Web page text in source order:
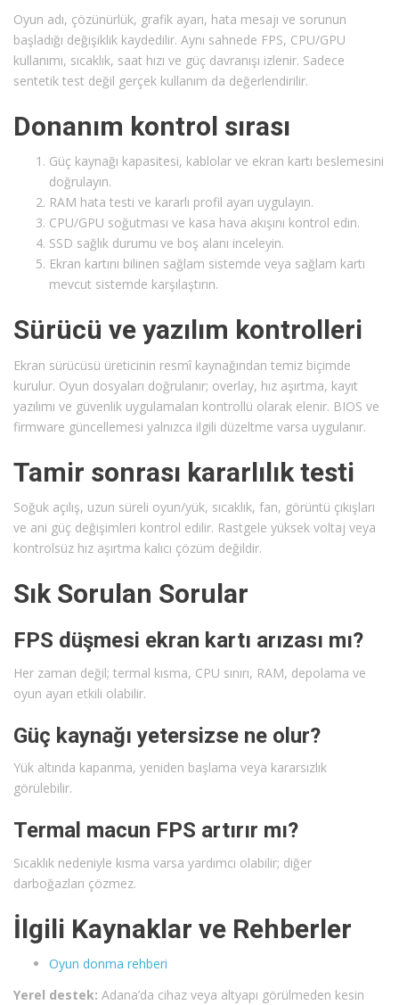
Oyun adı, çözünürlük, grafik ayarı, hata mesajı ve sorunun
başladığı değişiklik kaydedilir. Aynı sahnede FPS, CPU/GPU
kullanımı, sıcaklık, saat hızı ve güç davranışı izlenir. Sadece
sentetik test değil gerçek kullanım da değerlendirilir.
Donanım kontrol sırası
Güç kaynağı kapasitesi, kablolar ve ekran kartı beslemesini
doğrulayın.
RAM hata testi ve kararlı profil ayarı uygulayın.
CPU/GPU soğutması ve kasa hava akışını kontrol edin.
SSD sağlık durumu ve boş alanı inceleyin.
Ekran kartını bilinen sağlam sistemde veya sağlam kartı
mevcut sistemde karşılaştırın.
Sürücü ve yazılım kontrolleri
Ekran sürücüsü üreticinin resmî kaynağından temiz biçimde
kurulur. Oyun dosyaları doğrulanır; overlay, hız aşırtma, kayıt
yazılımı ve güvenlik uygulamaları kontrollü olarak elenir. BIOS ve
firmware güncellemesi yalnızca ilgili düzeltme varsa uygulanır.
Tamir sonrası kararlılık testi
Soğuk açılış, uzun süreli oyun/yük, sıcaklık, fan, görüntü çıkışları
ve ani güç değişimleri kontrol edilir. Rastgele yüksek voltaj veya
kontrolsüz hız aşırtma kalıcı çözüm değildir.
Sık Sorulan Sorular
FPS düşmesi ekran kartı arızası mı?
Her zaman değil; termal kısma, CPU sınırı, RAM, depolama ve
oyun ayarı etkili olabilir.
Güç kaynağı yetersizse ne olur?
Yük altında kapanma, yeniden başlama veya kararsızlık
görülebilir.
Termal macun FPS artırır mı?
Sıcaklık nedeniyle kısma varsa yardımcı olabilir; diğer
darboğazları çözmez.
İlgili Kaynaklar ve Rehberler
Oyun donma rehberi
Yerel destek: Adana’da cihaz veya altyapı görülmeden kesin